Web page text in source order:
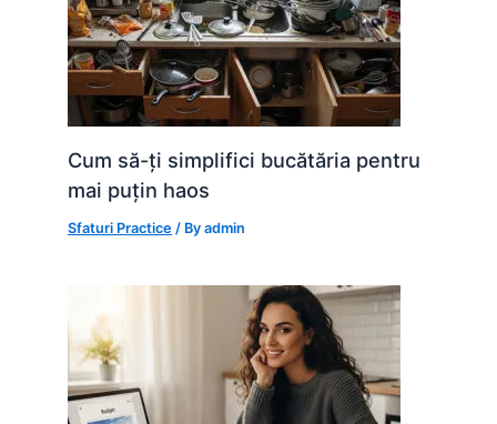
Cum să-ți simplifici bucătăria pentru
mai puțin haos
Sfaturi Practice / Byadmin